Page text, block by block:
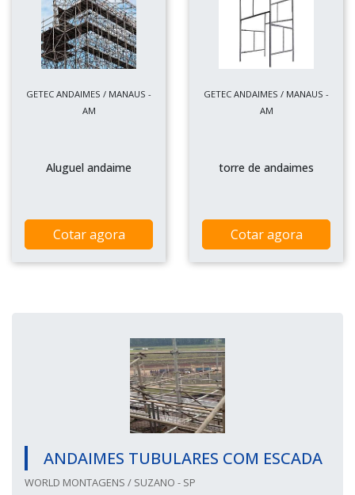
GETEC ANDAIMES / MANAUS -
AM
Aluguel andaime
Cotar agora
GETEC ANDAIMES / MANAUS -
AM
torre de andaimes
Cotar agora
ANDAIMES TUBULARES COM ESCADA
WORLD MONTAGENS / SUZANO - SP